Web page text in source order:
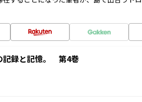
記録と記憶。 第4巻